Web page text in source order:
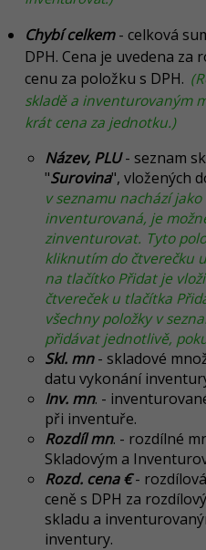
Chybí celkem- celková
DPH. Cena je uvedena
cenu za položku s DPH.
skladě a inventurovaným
krát cena za jednotku.)
Název, PLU- seznam
"Surovina", vložených
v seznamu nachází
inventurovaná, je
zinventurovat. Tyto
kliknutím do čtverečku
na tlačítko Přidat je
čtvereček u tlačítka
všechny položky v
přidávat jednotlivě,
Skl. mn- skladové
datu vykonání
Inv. mn. -
při inventuře.
Rozdíl mn. - rozdílné
Skladovým a
Rozd. cena €-
ceně s DPH za
skladu a
inventury.